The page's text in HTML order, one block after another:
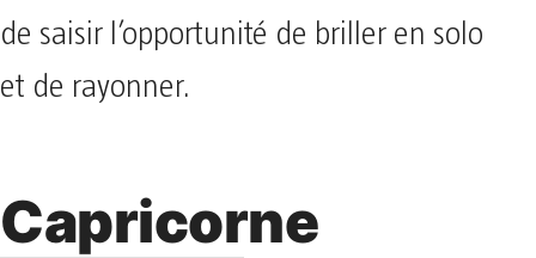
de saisir l’opportunité de briller en solo
et de rayonner.
Capricorne